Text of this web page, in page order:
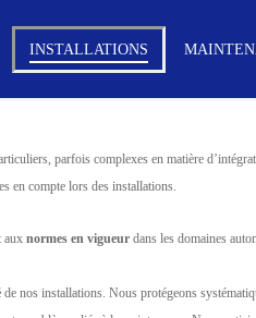
INSTALLATIONS
parfois complexes en matière
en compte lors des installations.
aux normes en vigueur dans les domaines
de nos installations. Nous protégeons